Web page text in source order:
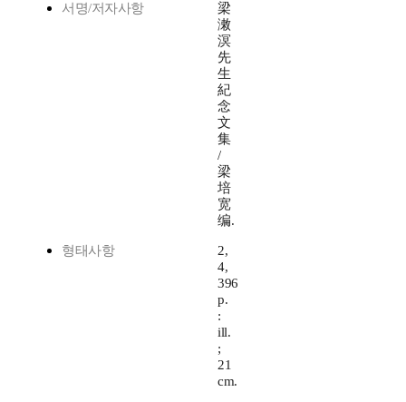
서명/저자사항
梁
潄
溟
先
生
紀
念
文
集
/
梁
培
宽
编.
형태사항
2,
4,
396
p.
:
ill.
;
21
cm.